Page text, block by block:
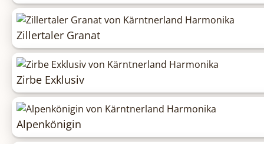
Zillertaler Granat
Zirbe Exklusiv
Alpenkönigin